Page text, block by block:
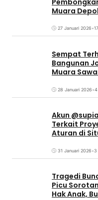
Muara
27 Januari 2026•
Sempat
Bangunan
Muara
28 Januari 2026•4
Akun
Terkait
Aturan di
31 Januari 2026•3
Tragedi
Picu
Hak Anak,